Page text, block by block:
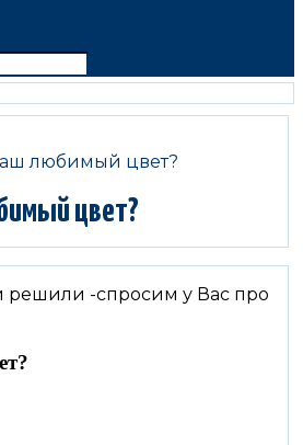
любимый цвет?
цвет?
решили -спросим у Вас про